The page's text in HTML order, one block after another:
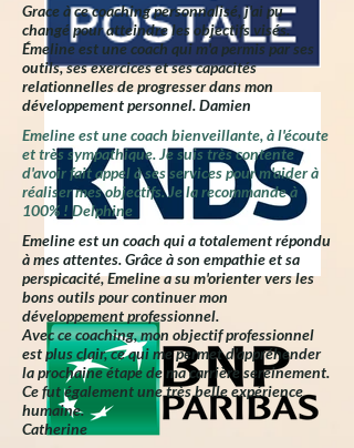
Grace à ce coaching personnalisé, j'ai pu
changé pour atteindre les objectifs visés.
Émeline est une coach qui m'a permis par ses
outils, ses exercices et ses capacités
relationnelles de progresser dans mon
développement personnel. Damien
Emeline est une coach bienveillante, à l'écoute
et très sympathique. Je suis très contente
d'avoir fait appel à ses services pour m'aider à
réaliser mes objectifs. Je la recommande à
100% ! Delphine
Emeline est un coach qui a totalement répondu
à mes attentes. Grâce à son empathie et sa
perspicacité, Emeline a su m'orienter vers les
bons outils pour continuer mon
développement professionnel.
Avec ce coaching, mon objectif professionnel
est plus clair, ce qui me permet d'appréhender
la prochaine étape de ma carrière sereinement.
Ce fut également une très belle expérience
humaine.
Catherine